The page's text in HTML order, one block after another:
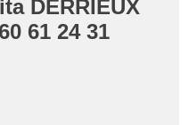
DERRIEUX
61 24 31